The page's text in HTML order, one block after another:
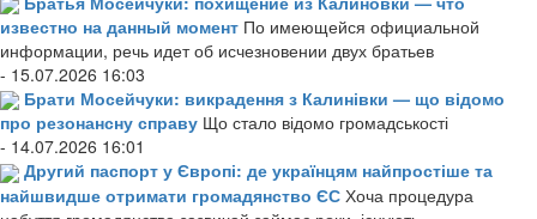
известно на данный момент По имеющейся официальной
информации, речь идет об исчезновении двух братьев
- 15.07.2026 16:03
Брати Мосейчуки: викрадення з Калинівки — що відомо
про резонансну справу Що стало відомо громадськості
- 14.07.2026 16:01
Другий паспорт у Європі: де українцям найпростіше та
найшвидше отримати громадянство ЄС Хоча процедура